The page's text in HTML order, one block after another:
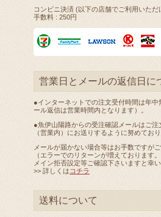
コンビニ決済 (以下の店舗でご利用いただ
手数料 : 250円
営業日とメールの返信日に
●インターネットでの注文受付時間は年中
ール返信は営業時間内となります）。
●魚伊山陽路からの受注確認メールはご注
（営業内）にお送りするように努めており
メールが届かない場合等はお手数ですが
（エラーでのリターンが増えております
メイン拒否設定等ご確認下さいますと幸い
>> 詳しくは コチラ
送料について